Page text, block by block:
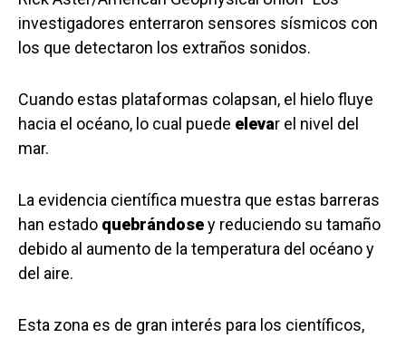
investigadores enterraron sensores sísmicos con
los que detectaron los extraños sonidos.
Cuando estas plataformas colapsan, el hielo fluye
hacia el océano, lo cual puede elevar el nivel del
mar.
La evidencia científica muestra que estas barreras
han estado quebrándosey reduciendo su tamaño
debido al aumento de la temperatura del océano y
del aire.
Esta zona es de gran interés para los científicos,